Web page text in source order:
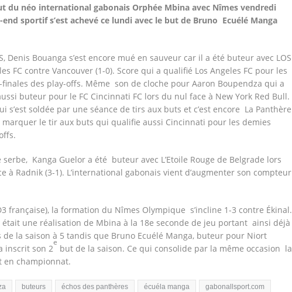
du néo international gabonais Orphée Mbina avec Nîmes vendredi
sportif s’est achevé ce lundi avec le but de Bruno Ecuélé Manga
Denis Bouanga s’est encore mué en sauveur car il a été buteur avec LOS
FC contre Vancouver (1-0). Score qui a qualifié Los Angeles FC pour les
finales des play-offs. Même son de cloche pour Aaron Boupendza qui a
buteur pour le FC Cincinnati FC lors du nul face à New York Red Bull.
s’est soldée par une séance de tirs aux buts et c’est encore La Panthère
marquer le tir aux buts qui qualifie aussi Cincinnati pour les demies
serbe, Kanga Guelor a été buteur avec L’Etoile Rouge de Belgrade lors
à Radnik (3-1). L’international gabonais vient d’augmenter son compteur
française), la formation du Nîmes Olympique s’incline 1-3 contre Ékinal.
était une réalisation de Mbina à la 18e seconde de jeu portant ainsi déjà
de la saison à 5 tandis que Bruno Ecuélé Manga, buteur pour Niort
inscrit son 2
e
but de la saison. Ce qui consolide par la même occasion la
en championnat.
buteurs échos des panthères écuéla manga gabonallsport.com